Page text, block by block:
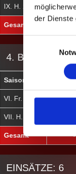
der Dienste
IX. H. 2024
Gesamt
4.
Saison
VI. Fr. 2023
VII. H. 2023
Gesamt -
EINSÄTZE: 6